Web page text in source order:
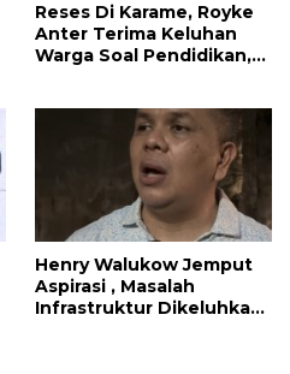
Reses Di Karame, Royke
Anter Terima Keluhan
Warga Soal Pendidikan,
Henry Walukow Jemput
Aspirasi , Masalah
Infrastruktur Dikeluhkan